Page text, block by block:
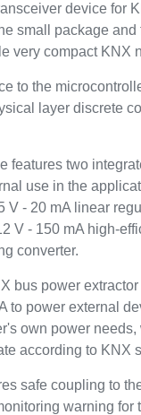
device for
small package and
very compact KNX
to the
layer discrete
features two
use in the
V - 20 mA linear
V - 150 mA high-
converter.
bus power
to power external
own power
according to KNX
safe coupling to
warning for